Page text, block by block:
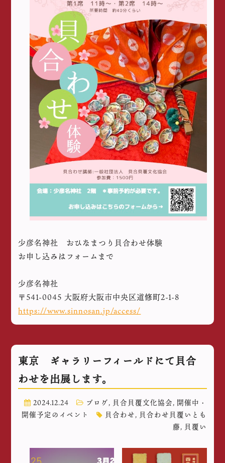
少彦名神社 おひなまつり貝合わせ体験
お申し込みはフォームまで
少彦名神社
〒541-0045 大阪府大阪市中央区道修町2-1-8
https://www.sinnosan.jp/access/
東京 ギャラリーフィールドにて貝合
わせを出展します。
2024.12.24 ブログ, 貝合貝覆文化協会, 開催中・
開催予定のイベント
貝合わせ, 貝合わせ貝覆いとも
藤, 貝覆い